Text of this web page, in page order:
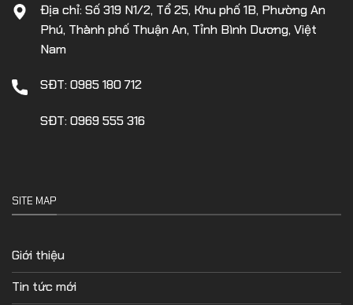
Địa chỉ: Số 319 N1/2, Tổ 25, Khu phố 1B, Phường An
Phú, Thành phố Thuận An, Tỉnh Bình Dương, Việt
Nam
SĐT: 0985 180 712
SĐT: 0969 555 316
SITE MAP
Giới thiệu
Tin tức mới